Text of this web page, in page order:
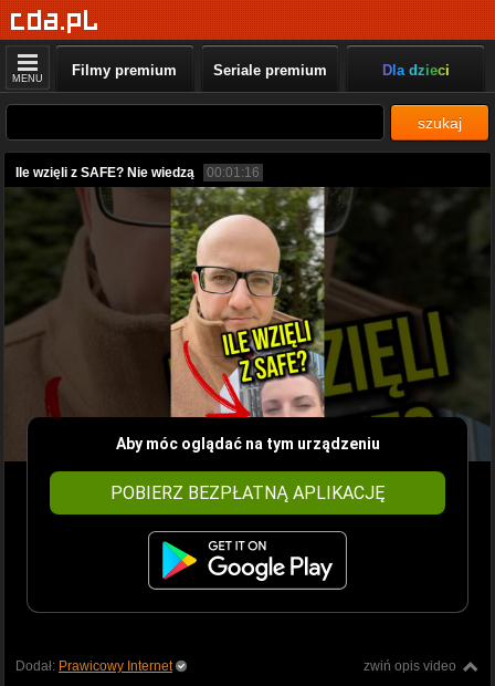
MENU Filmy premium Seriale premium Dla dzieci
szukaj
Ile wzięli z SAFE? Nie wiedzą 00:01:16
Aby móc oglądać na tym urządzeniu
POBIERZ BEZPŁATNĄ APLIKACJĘ
zwiń opis video
Dodał: Prawicowy Internet